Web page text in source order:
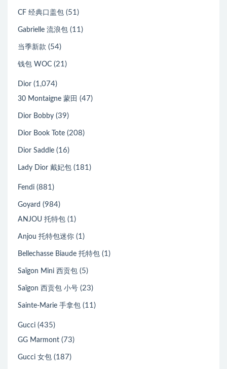
CF 经典口盖包 (51)
Gabrielle 流浪包 (11)
当季新款 (54)
钱包 WOC (21)
Dior (1,074)
30 Montaigne 蒙田 (47)
Dior Bobby (39)
Dior Book Tote (208)
Dior Saddle (16)
Lady Dior 戴妃包 (181)
Fendi (881)
Goyard (984)
ANJOU 托特包 (1)
Anjou 托特包迷你 (1)
Bellechasse Biaude 托特包 (1)
Saïgon Mini 西贡包 (5)
Saïgon 西贡包 小号 (23)
Sainte-Marie 手拿包 (11)
Gucci (435)
GG Marmont (73)
Gucci 女包 (187)